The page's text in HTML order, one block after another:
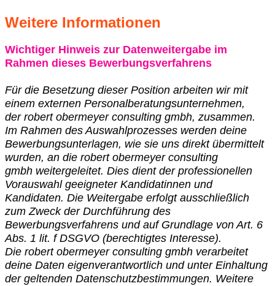
Weitere Informationen
Wichtiger Hinweis zur Datenweitergabe im
Rahmen dieses Bewerbungsverfahrens
Für die Besetzung dieser Position arbeiten wir mit
einem externen Personalberatungsunternehmen,
der robert obermeyer consulting gmbh, zusammen.
Im Rahmen des Auswahlprozesses werden deine
Bewerbungsunterlagen, wie sie uns direkt übermittelt
wurden, an die robert obermeyer consulting
gmbh weitergeleitet. Dies dient der professionellen
Vorauswahl geeigneter Kandidatinnen und
Kandidaten. Die Weitergabe erfolgt ausschließlich
zum Zweck der Durchführung des
Bewerbungsverfahrens und auf Grundlage von Art. 6
Abs. 1 lit. f DSGVO (berechtigtes Interesse).
Die robert obermeyer consulting gmbh verarbeitet
deine Daten eigenverantwortlich und unter Einhaltung
der geltenden Datenschutzbestimmungen. Weitere